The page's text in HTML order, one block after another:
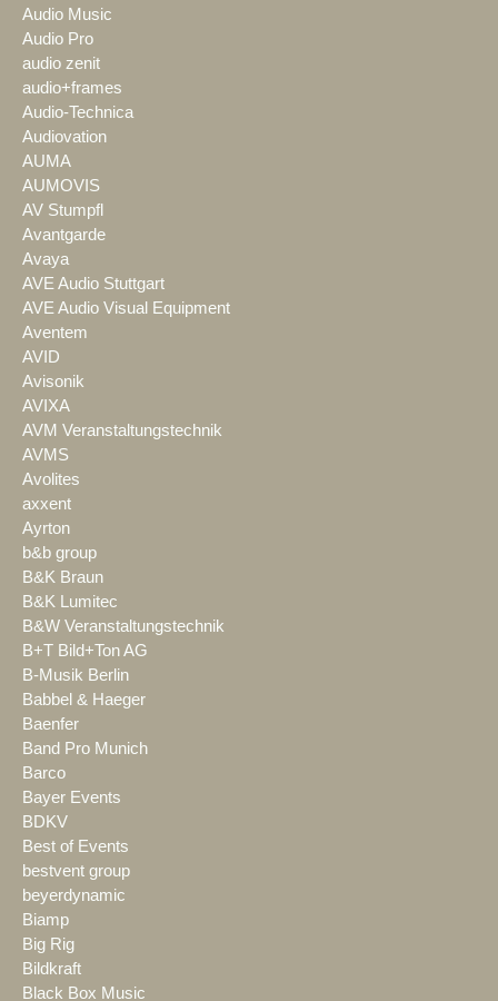
Audio Music
Audio Pro
audio zenit
audio+frames
Audio-Technica
Audiovation
AUMA
AUMOVIS
AV Stumpfl
Avantgarde
Avaya
AVE Audio Stuttgart
AVE Audio Visual Equipment
Aventem
AVID
Avisonik
AVIXA
AVM Veranstaltungstechnik
AVMS
Avolites
axxent
Ayrton
b&b group
B&K Braun
B&K Lumitec
B&W Veranstaltungstechnik
B+T Bild+Ton AG
B-Musik Berlin
Babbel & Haeger
Baenfer
Band Pro Munich
Barco
Bayer Events
BDKV
Best of Events
bestvent group
beyerdynamic
Biamp
Big Rig
Bildkraft
Black Box Music